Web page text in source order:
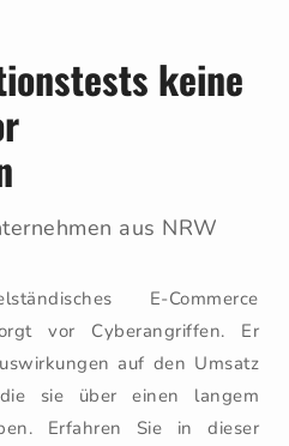
keine
aus NRW
E-Commerce
vor Cyberangriffen. Er
auf den Umsatz
sie über einen langem
Erfahren Sie in dieser